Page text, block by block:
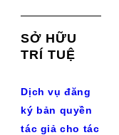
SỞ HỮU
TRÍ TUỆ
Dịch vụ đăng
ký bản quyền
tác giả cho tác